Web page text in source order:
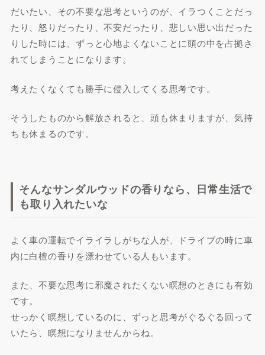
だいたい、その不要な思考というのが、イラつくことだっ
たり、怒りだったり、不安だったり、悲しい思い出だった
りした時には、ずっと心地よくないことに頭の中を占拠さ
れてしまうことになります。
考えたくなくても勝手に侵入してくる思考です。
そうしたものから解放されると、頭も休まりますが、気持
ちも休まるのです。
そんなサンダルウッドの香りなら、日常生活で
も取り入れたいな
よく車の運転でイライラしがちな人が、ドライブの時に車
内に白檀の香りを漂わせている人もいます。
また、不要な思考に邪魔されたくない瞑想のときにも有効
です。
せっかく瞑想しているのに、ずっと思考がぐるぐる回って
いたら、瞑想になりませんからね。